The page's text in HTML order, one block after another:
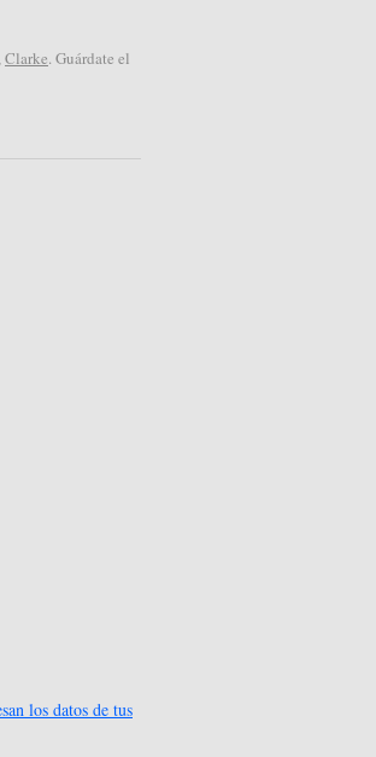
al trabajo). A
,Clarke. Guárdate el
los datos de tus